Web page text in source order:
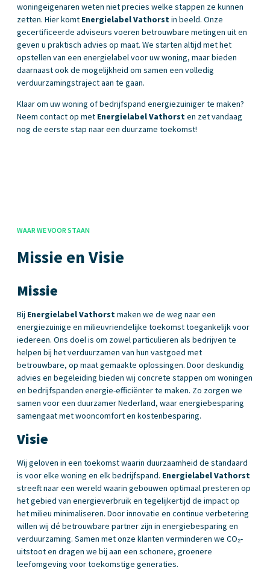
woningeigenaren weten niet precies welke stappen ze kunnen
zetten. Hier komt Energielabel Vathorstin beeld. Onze
gecertificeerde adviseurs voeren betrouwbare metingen uit en
geven u praktisch advies op maat. We starten altijd met het
opstellen van een energielabel voor uw woning, maar bieden
daarnaast ook de mogelijkheid om samen een volledig
verduurzamingstraject aan te gaan.
Klaar om uw woning of bedrijfspand energiezuiniger te maken?
Neem contact op met Energielabel Vathorsten zet vandaag
nog de eerste stap naar een duurzame toekomst!
WAAR WE VOOR STAAN
Missie en Visie
Missie
Bij Energielabel Vathorstmaken we de weg naar een
energiezuinige en milieuvriendelijke toekomst toegankelijk voor
iedereen. Ons doel is om zowel particulieren als bedrijven te
helpen bij het verduurzamen van hun vastgoed met
betrouwbare, op maat gemaakte oplossingen. Door deskundig
advies en begeleiding bieden wij concrete stappen om woningen
en bedrijfspanden energie-efficiënter te maken. Zo zorgen we
samen voor een duurzamer Nederland, waar energiebesparing
samengaat met wooncomfort en kostenbesparing.
Visie
Wij geloven in een toekomst waarin duurzaamheid de standaard
is voor elke woning en elk bedrijfspand. Energielabel Vathorst
streeft naar een wereld waarin gebouwen optimaal presteren op
het gebied van energieverbruik en tegelijkertijd de impact op
het milieu minimaliseren. Door innovatie en continue verbetering
willen wij dé betrouwbare partner zijn in energiebesparing en
verduurzaming. Samen met onze klanten verminderen we CO₂-
uitstoot en dragen we bij aan een schonere, groenere
leefomgeving voor toekomstige generaties.